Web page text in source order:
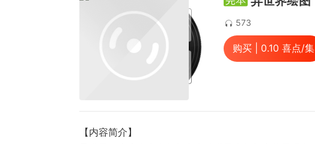
573
购买 | 0.10 喜点/集
【内容简介】